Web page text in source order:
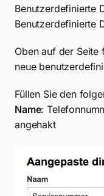
Benutzerdefinierte
Benutzerdefinierte
Oben auf der Seite
neue
Füllen Sie den
Name:
angehakt